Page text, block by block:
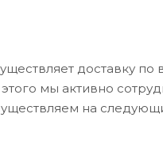
доставку по
мы активно
на